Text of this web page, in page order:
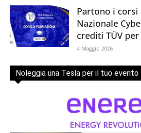
Partono i corsi
Nazionale
crediti TÜV
4 Maggio 2026
Noleggia una Tesla per il tuo evento